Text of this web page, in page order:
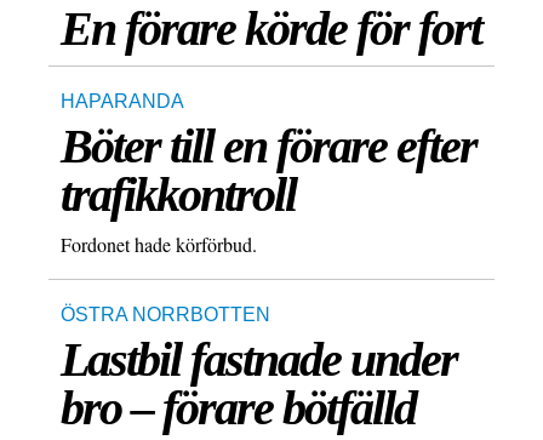
En förare körde för fort
HAPARANDA
Böter till en förare efter
trafikkontroll
Fordonet hade körförbud.
ÖSTRA NORRBOTTEN
Lastbil fastnade under
bro – förare bötfälld